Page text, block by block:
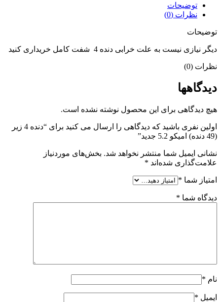
توضیحات
نظرات (0)
توضیحات
دیگر نیازی نیست به علت خرابی دنده 4 شفت کامل خریداری کنید
نظرات (0)
دیدگاهها
هیچ دیدگاهی برای این محصول نوشته نشده است.
اولین نفری باشید که دیدگاهی را ارسال می کنید برای “دنده 4 زیر
(49 دنده) امیکو 5.2 جدید”
نشانی ایمیل شما منتشر نخواهد شد. بخش‌های موردنیاز
علامت‌گذاری شده‌اند *
امتیاز شما *
دیدگاه شما *
نام *
ایمیل *